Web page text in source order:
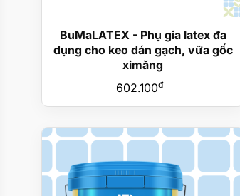
BuMaLATEX - Phụ gia latex đa
dụng cho keo dán gạch, vữa gốc
ximăng
602.100đ